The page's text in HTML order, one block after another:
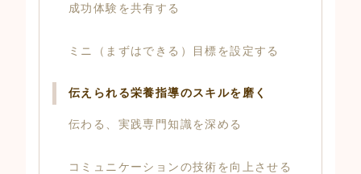
成功体験を共有する
ミニ（まずはできる）目標を設定する
伝えられる栄養指導のスキルを磨く
伝わる、実践専門知識を深める
コミュニケーションの技術を向上させる